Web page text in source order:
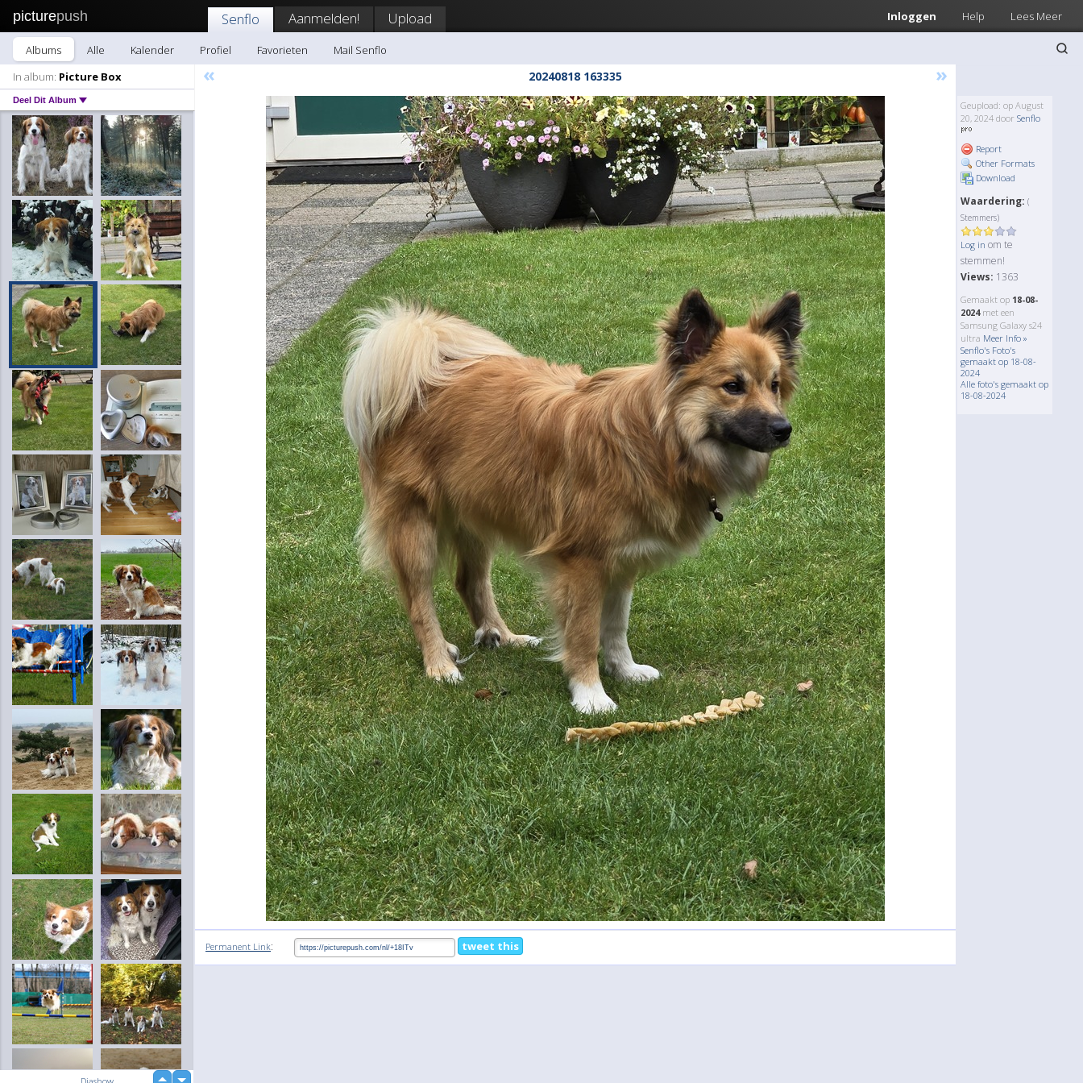
picturepush Inloggen Help Lees Meer
Senflo Aanmelden! Upload
Albums Alle Kalender Profiel Favorieten
Mail Senflo
In album: Picture Box
Deel Dit Album
« 20240818 163335 »
Geupload: op August
20, 2024 door Senflo
Report
Other Formats
Download
Waardering: (
Stemmers)
Log in om te
stemmen!
Views: 1363
Gemaakt op 18-08-
2024met een
Samsung Galaxy s24
ultra Meer Info »
Senflo's Foto's
gemaakt op 18-08-
2024
Alle foto's gemaakt op
18-08-2024
Permanent Link: tweet this